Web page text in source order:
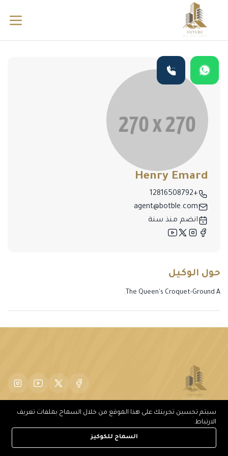
Henry Emard
+12816508792
agent@botble.com
انضم منذ سنة
حول الوكيل
The Queen's Croquet-Ground A.
سيتم تحسين تجربتك على هذا الموقع من خلال السماح بملفات تعريف
الارتباط.
السماح للكوكيز